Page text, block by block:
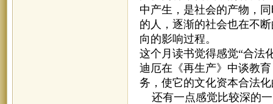
中产生，是社会的产物，
的人，逐渐的社会也在不
向的影响过程。
这个月读书觉得感觉“合法
迪厄在《再生产》中谈教
务，使它的文化资本合法
还有一点感觉比较深的一